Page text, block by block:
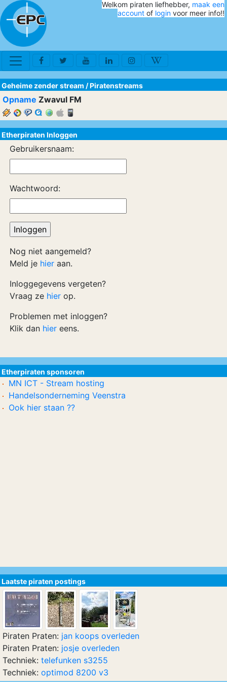
Welkom piraten liefhebber, maak een
account of login voor meer info!!
Geheime zender stream /Piratenstreams
Opname Zwavul FM
Etherpiraten Inloggen
Gebruikersnaam:
Wachtwoord:
Nog niet aangemeld?
Meld je hier aan.
Inloggegevens vergeten?
Vraag ze hier op.
Problemen met inloggen?
Klik dan hier eens.
Etherpiraten sponsoren
MN ICT - Stream hosting
Handelsonderneming Veenstra
Ook hier staan ??
Laatste piraten postings
Piraten Praten: jan koops overleden
Piraten Praten: josje overleden
Techniek: telefunken s3255
Techniek: optimod 8200 v3